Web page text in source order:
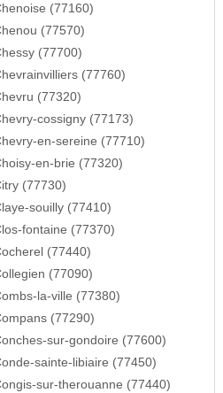
(77160)
(77570)
(77700)
(77760)
(77320)
cossigny (77173)
en-sereine (77710)
en-brie (77320)
(77730)
souilly (77410)
fontaine (77370)
(77440)
(77090)
la-ville (77380)
(77290)
sur-gondoire (77600)
sainte-libiaire (77450)
sur-therouanne (77440)